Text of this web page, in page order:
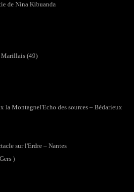
de Nina Kibuanda
Marillais (49)
la Montagnel'Echo des sources – Bédarieux
sur l'Erdre – Nantes
)